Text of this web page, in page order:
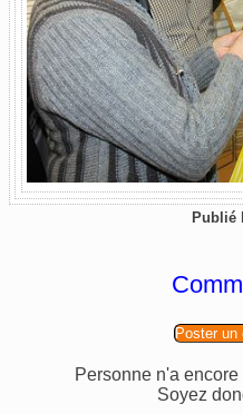
Publié
Poster un
Personne n'a
Soyez